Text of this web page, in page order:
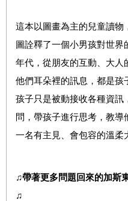
這本以圖畫為主的兒童讀物
圖詮釋了一個小男孩對世
年代，從朋友的互動、大人
他們耳朵裡的訊息，都是孩
孩子只是被動接收各種資訊
問，帶孩子進行思考，教
一名有主見、會包容的溫柔
♫帶著更多問題回來的加斯
♫